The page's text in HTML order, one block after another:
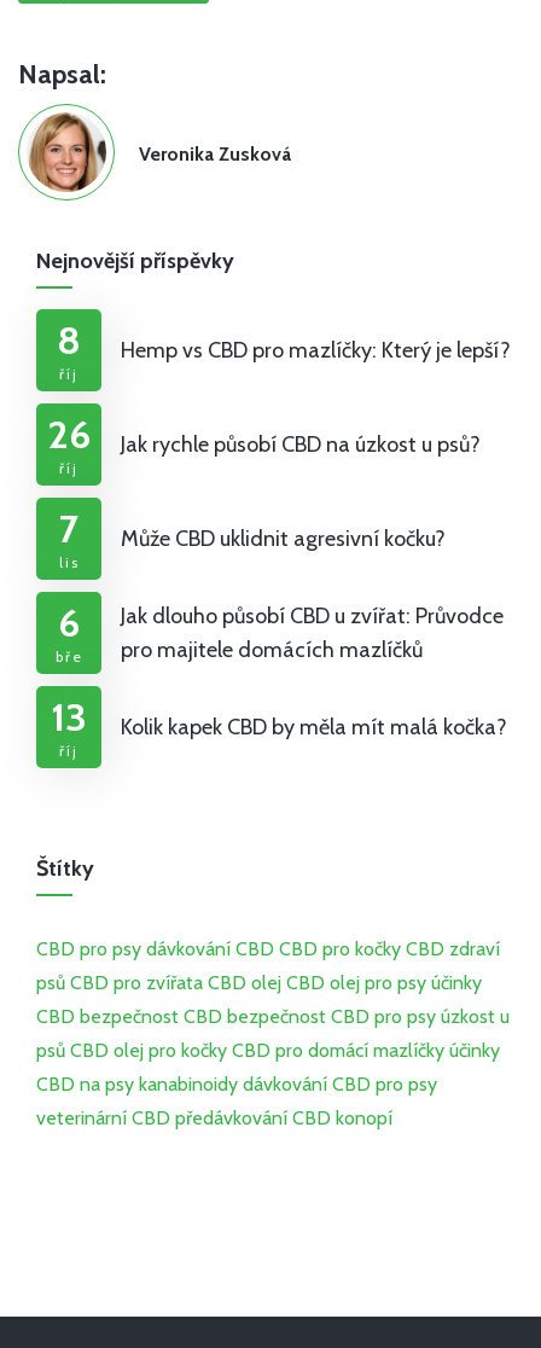
Napsal:
Veronika Zusková
Nejnovější příspěvky
8
říj
Hemp vs CBD pro mazlíčky: Který je lepší?
26
říj
Jak rychle působí CBD na úzkost u psů?
7
lis
Může CBD uklidnit agresivní kočku?
6
bře
Jak dlouho působí CBD u zvířat: Průvodce
pro majitele domácích mazlíčků
13
říj
Kolik kapek CBD by měla mít malá kočka?
Štítky
CBD pro psy dávkování CBD CBD pro kočky CBD zdraví
psů CBD pro zvířata CBD olej CBD olej pro psy účinky
CBD bezpečnost CBD bezpečnost CBD pro psy úzkost u
psů CBD olej pro kočky CBD pro domácí mazlíčky účinky
CBD na psy kanabinoidy dávkování CBD pro psy
veterinární CBD předávkování CBD konopí